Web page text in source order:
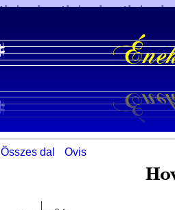
Összes dal Ovis